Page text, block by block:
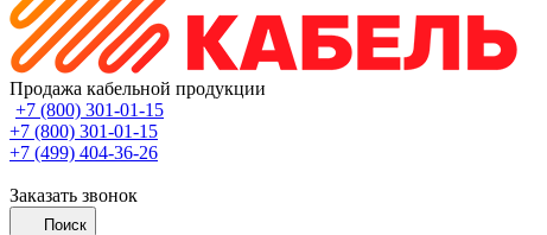
Продажа кабельной продукции
+7 (800) 301-01-15
+7 (800) 301-01-15
+7 (499) 404-36-26
Заказать звонок
Поиск